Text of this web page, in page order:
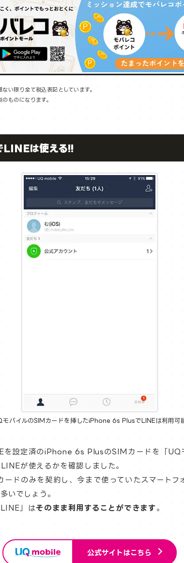
い限り全て税込表記としています。
ものになります。
LINEは使える!!
モバイルのSIMカードを挿したiPhone 6s PlusでLINEは利用可
を設定済のiPhone 6s PlusのSIMカードを「UQ
が使えるかを確認しました。
ドのみを契約し、今まで使っていたスマートフ
いでしょう。
」はそのまま利用することができます 。
公式サイトはこちら